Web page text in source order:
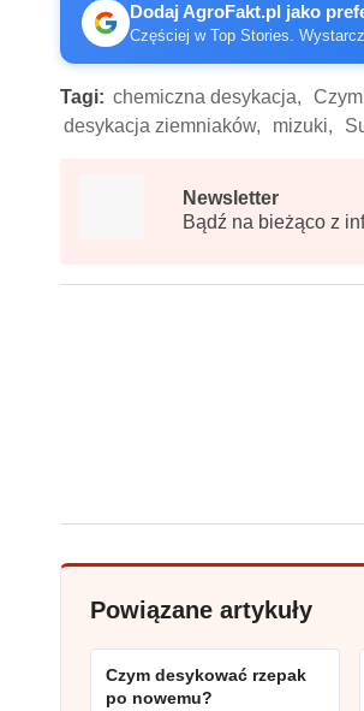
Dodaj AgroFakt.pl jako
Częściej w Top Stories.
Tagi: chemiczna desykacja,
desykacja ziemniaków,
mizuki,
Newsletter
Bądź na bieżąco z
Powiązane artykuły
Czym desykować rzepak
po nowemu?